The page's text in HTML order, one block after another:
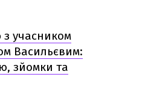
з учасником
Васильєвим:
зйомки та